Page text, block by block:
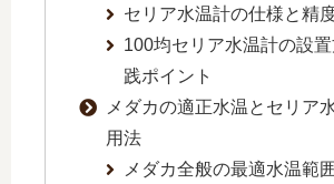
セリア水温計の仕様と精
100均セリア水温計の設
践ポイント
メダカの適正水温とセリア
用法
メダカ全般の最適水温範囲